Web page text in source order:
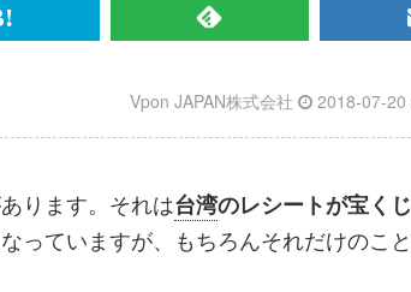
ブ
ク
RSS
記
事
購
読
Vpon JAPAN株式会社 2018-07-20
ります。それは台湾のレシートが宝く
っていますが、もちろんそれだけのこ